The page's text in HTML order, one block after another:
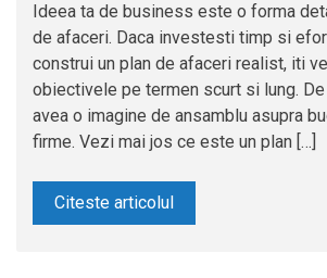
Ideea ta de business este o forma
de afaceri. Daca investesti timp si
construi un plan de afaceri realist, iti
obiectivele pe termen scurt si lung.
avea o imagine de ansamblu asupra
firme. Vezi mai jos ce este un plan […]
Citeste articolul